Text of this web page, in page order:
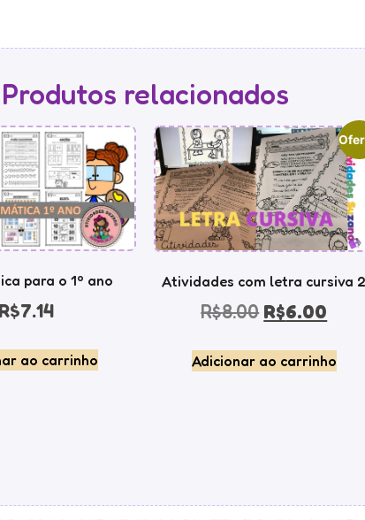
Produtos relacionados
para o 1º ano
R$7.14
ao carrinho
Atividades com letra cursiva 2
R$8.00 R$6.00
Adicionar ao carrinho